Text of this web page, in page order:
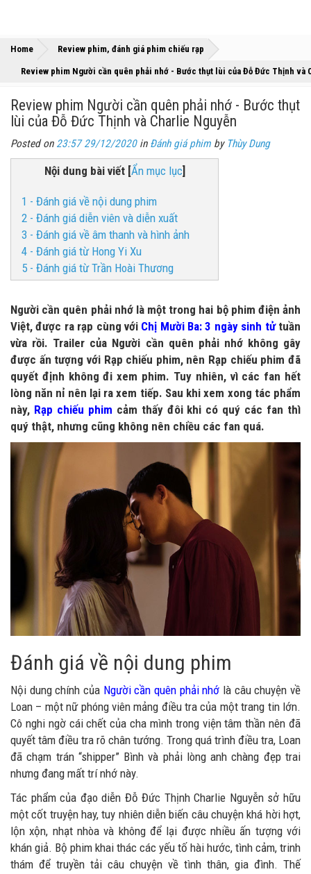
Home »
Review phim, đánh giá phim chiếu rạp »
Review phim Người cần quên phải nhớ - Bước thụt lùi của Đỗ Đức Thịnh và
Review phim Người cần quên phải nhớ - Bước thụt
lùi của Đỗ Đức Thịnh và Charlie Nguyễn
Posted on 23:57 29/12/2020in Đánh giá phim by Thùy Dung
Nội dung bài viết[Ẩn mục lục]
1 - Đánh giá về nội dung phim
2 - Đánh giá diễn viên và diễn xuất
3 - Đánh giá về âm thanh và hình ảnh
4 - Đánh giá từ Hong Yi Xu
5 - Đánh giá từ Trần Hoài Thương
Người cần quên phải nhớ là một trong hai bộ phim điện ảnh
Việt, được ra rạp cùng với Chị Mười Ba: 3 ngày sinh tử tuần
vừa rồi. Trailer của Người cần quên phải nhớ không gây
được ấn tượng với Rạp chiếu phim, nên Rạp chiếu phim đã
quyết định không đi xem phim. Tuy nhiên, vì các fan hết
lòng năn nỉ nên lại ra xem tiếp. Sau khi xem xong tác phẩm
này, Rạp chiếu phim cảm thấy đôi khi có quý các fan thì
quý thật, nhưng cũng không nên chiều các fan quá.
Đánh giá về nội dung phim
Nội dung chính của Người cần quên phải nhớ là câu chuyện về
Loan – một nữ phóng viên mảng điều tra của một trang tin lớn.
Cô nghi ngờ cái chết của cha mình trong viện tâm thần nên đã
quyết tâm điều tra rõ chân tướng. Trong quá trình điều tra, Loan
đã chạm trán “shipper” Bình và phải lòng anh chàng đẹp trai
nhưng đang mất trí nhớ này.
Tác phẩm của đạo diễn Đỗ Đức Thịnh Charlie Nguyễn sở hữu
một cốt truyện hay, tuy nhiên diễn biến câu chuyện khá hời hợt,
lộn xộn, nhạt nhòa và không để lại được nhiều ấn tượng với
khán giả. Bộ phim khai thác các yếu tố hài hước, tình cảm, trinh
thám để truyền tải câu chuyện về tình thân, gia đình. Thế